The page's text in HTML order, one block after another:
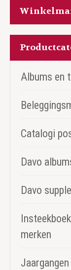
Albums en
Catalogi
Davo
Davo
merken